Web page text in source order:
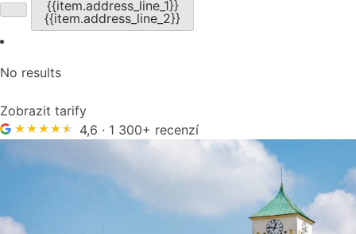
{{item.address_line_1}}
{{item.address_line_2}}
No results
Zobrazit tarify
4,6 · 1 300+ recenzí